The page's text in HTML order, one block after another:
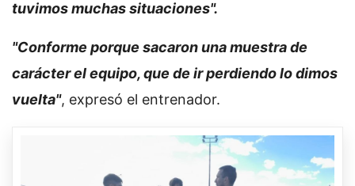
tuvimos muchas situaciones".
"Conforme porque sacaron una muestra de
carácter el equipo, que de ir perdiendo lo dimos
vuelta", expresó el entrenador.